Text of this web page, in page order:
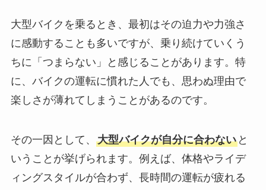
大型バイクを乗るとき、最初はその迫力や力強さ
に感動することも多いですが、乗り続けていくう
ちに「つまらない」と感じることがあります。特
に、バイクの運転に慣れた人でも、思わぬ理由で
楽しさが薄れてしまうことがあるのです。
その一因として、 大型バイクが自分に合わないと
いうことが挙げられます。例えば、体格やライデ
ィングスタイルが合わず、長時間の運転が疲れる